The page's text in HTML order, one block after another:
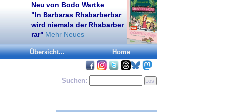
Neu von Bodo Wartke
"In Barbaras Rhabarberbar
wird niemals der Rhabarber
rar" Mehr Neues
Übersicht... Home
Suchen: